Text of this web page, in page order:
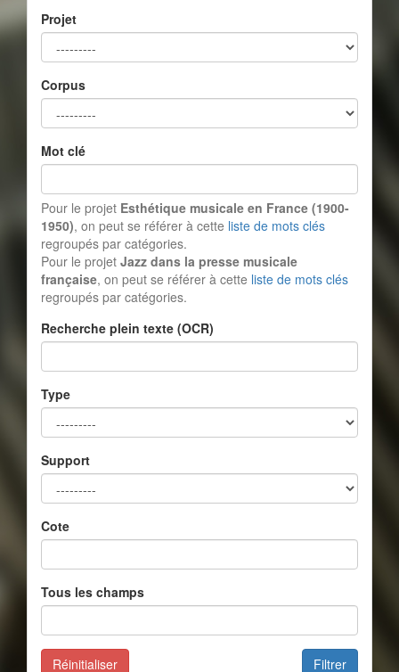
Projet
Corpus
Mot clé
Pour le projet Esthétique musicale en France (1900-
1950), on peut se référer à cette liste de mots clés
regroupés par catégories.
Pour le projet Jazz dans la presse musicale
française, on peut se référer à cette liste de mots clés
regroupés par catégories.
Recherche plein texte (OCR)
Type
Support
Cote
Tous les champs
Filtrer
Réinitialiser